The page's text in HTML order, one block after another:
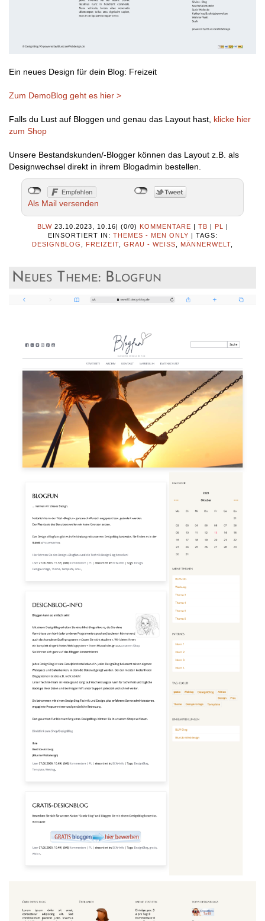
Ein neues Design für dein Blog: Freizeit
Zum DemoBlog geht es hier >
Falls du Lust auf Bloggen und genau das Layout hast, klicke hier
zum Shop
Unsere Bestandskunden/-Blogger können das Layout z.B. als
Designwechsel direkt in ihrem Blogadmin bestellen.
Als Mail versenden
BLW 23.10.2023, 10.16 (0/0) KOMMENTARE TB PL
EINSORTIERT IN: THEMES - MEN ONLY
TAGS:
DESIGNBLOG
FREIZEIT GRAU - WEISS MÄNNERWELT
Neues Theme: Blogfun